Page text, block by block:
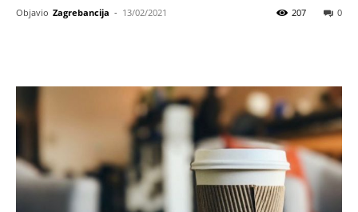
Objavio Zagrebancija - 13/02/2021 0
207